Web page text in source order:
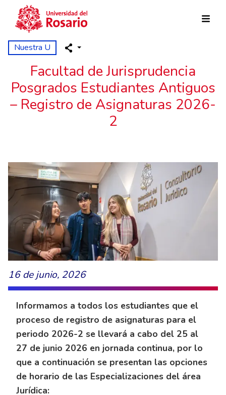
Pasar al contenido principal
Nuestra U
Facultad de Jurisprudencia
Posgrados Estudiantes Antiguos
– Registro de Asignaturas 2026-
2
16 de junio, 2026
Informamos a todos los estudiantes que el
proceso de registro de asignaturas para el
periodo 2026-2 se llevará a cabo del 25 al
27 de junio 2026 en jornada continua, por lo
que a continuación se presentan las opciones
de horario de las Especializaciones del área
Jurídica: